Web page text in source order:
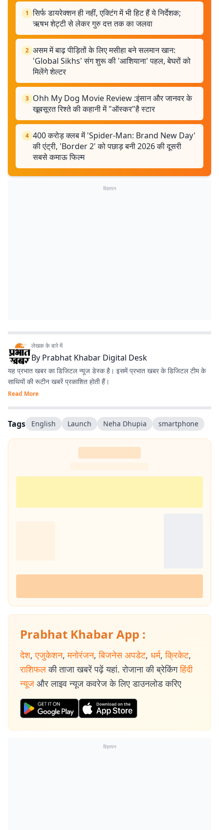
1 सिर्फ डायरेक्शन ही नहीं, एक्टिंग में भी हिट हैं ये निर्देशक;
ऋषभ शेट्टी से लेकर गुरु दत्त तक का जलवा
2 असम में बाढ़ पीड़ितों के लिए मसीहा बने सलमान खान:
'Global Sikhs' संग शुरू की 'आशियाना' पहल, बेघरों को
मिलेंगे शेल्टर
3 Ohh My Dog Movie Review :इंसान और जानवर के
खूबसूरत रिश्ते की कहानी में "ऑस्कर"है स्टार
4 400 करोड़ क्लब में 'Spider-Man: Brand New Day'
की एंट्री, 'Border 2' को पछाड़ बनी 2026 की दूसरी
सबसे कमाऊ फिल्म
विज्ञापन
लेखक के बारे में
By Prabhat Khabar Digital Desk
यह प्रभात खबर का डिजिटल न्यूज डेस्क है। इसमें प्रभात खबर के डिजिटल टीम के
साथियों की रूटीन खबरें प्रकाशित होती हैं।
Read More
Tags English Launch Neha Dhupia smartphone
Prabhat Khabar App :
देश, एजुकेशन, मनोरंजन, बिजनेस अपडेट, धर्म, क्रिकेट,
राशिफल की ताजा खबरें पढ़ें यहां. रोजाना की ब्रेकिंग हिंदी
न्यूज और लाइव न्यूज कवरेज के लिए डाउनलोड करिए
विज्ञापन